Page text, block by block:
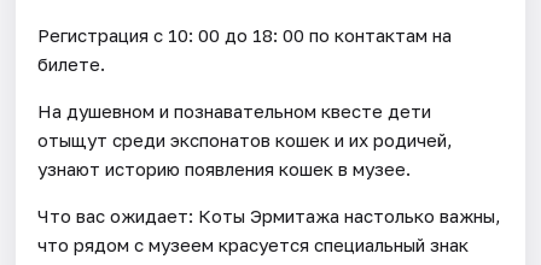
Регистрация с 10: 00 до 18: 00 по контактам на
билете.
На душевном и познавательном квесте дети
отыщут среди экспонатов кошек и их родичей,
узнают историю появления кошек в музее.
Что вас ожидает: Коты Эрмитажа настолько важны,
что рядом с музеем красуется специальный знак